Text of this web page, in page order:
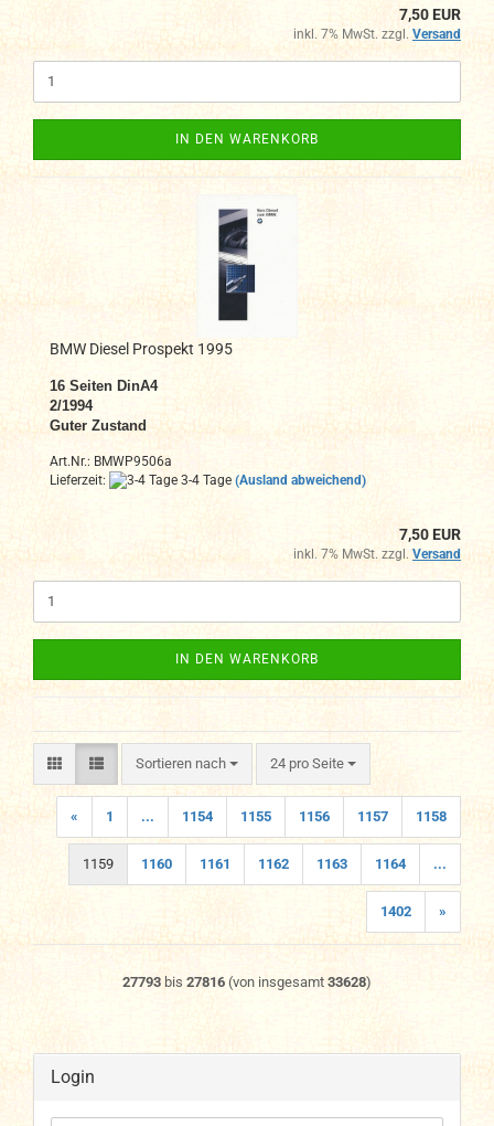
7,50 EUR
inkl. 7% MwSt. zzgl. Versand
IN DEN WARENKORB
BMW Diesel Prospekt 1995
16 Seiten DinA4
2/1994
Guter Zustand
Art.Nr.: BMWP9506a
Lieferzeit:
3-4 Tage (Ausland abweichend)
7,50 EUR
inkl. 7% MwSt. zzgl. Versand
IN DEN WARENKORB
Sortieren nach
Sortieren nach 24 pro Seite
pro Seite
« 1 ... 1154 1155 1156 1157 1158
1159 1160 1161 1162 1163 1164 ...
1402 »
27793 bis 27816 (von insgesamt 33628)
Login